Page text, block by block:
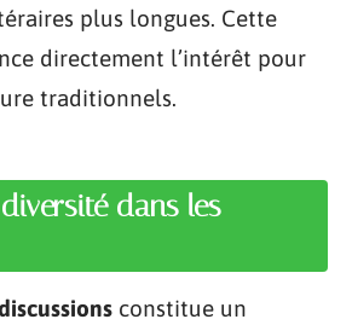
plus longues. Cette
directement l’intérêt pour
traditionnels.
dans les
constitue un